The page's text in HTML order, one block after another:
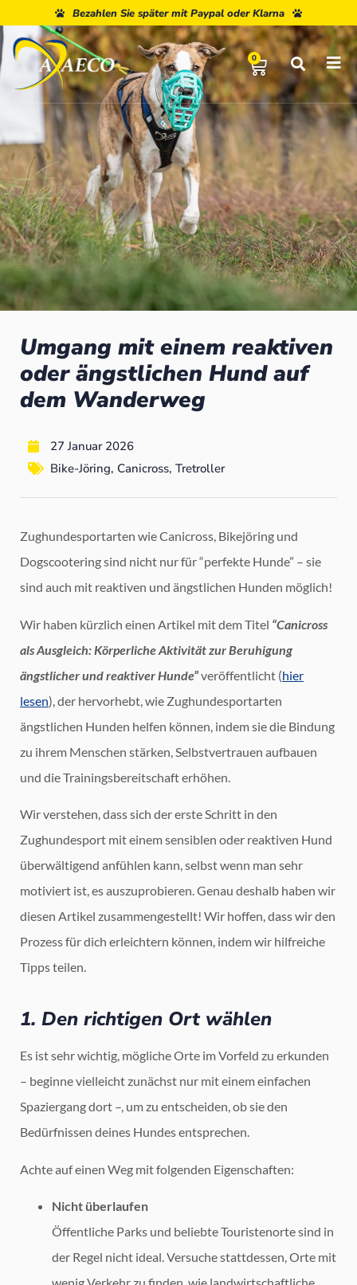
Bezahlen Sie später mit Paypal oder Klarna
0
Umgang mit einem reaktiven
oder ängstlichen Hund auf
dem Wanderweg
27 Januar 2026
Bike-Jöring, Canicross, Tretroller
Zughundesportarten wie Canicross, Bikejöring und
Dogscootering sind nicht nur für “perfekte Hunde” – sie
sind auch mit reaktiven und ängstlichen Hunden möglich!
Wir haben kürzlich einen Artikel mit dem Titel “Canicross
als Ausgleich: Körperliche Aktivität zur Beruhigung
ängstlicher und reaktiver Hunde”veröffentlicht (hier
lesen), der hervorhebt, wie Zughundesportarten
ängstlichen Hunden helfen können, indem sie die Bindung
zu ihrem Menschen stärken, Selbstvertrauen aufbauen
und die Trainingsbereitschaft erhöhen.
Wir verstehen, dass sich der erste Schritt in den
Zughundesport mit einem sensiblen oder reaktiven Hund
überwältigend anfühlen kann, selbst wenn man sehr
motiviert ist, es auszuprobieren. Genau deshalb haben wir
diesen Artikel zusammengestellt! Wir hoffen, dass wir den
Prozess für dich erleichtern können, indem wir hilfreiche
Tipps teilen.
1. Den richtigen Ort wählen
Es ist sehr wichtig, mögliche Orte im Vorfeld zu erkunden
– beginne vielleicht zunächst nur mit einem einfachen
Spaziergang dort –, um zu entscheiden, ob sie den
Bedürfnissen deines Hundes entsprechen.
Achte auf einen Weg mit folgenden Eigenschaften:
Nicht überlaufen
Öffentliche Parks und beliebte Touristenorte sind in
der Regel nicht ideal. Versuche stattdessen, Orte mit